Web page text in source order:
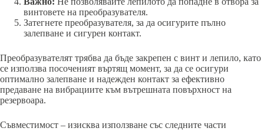
винтовете на преобразувателя.
Затегнете преобразувателя, за да осигурите пълно
залепване и сигурен контакт.
Преобразувателят трябва да бъде закрепен с винт и лепило, като
се използва посоченият въртящ момент, за да се осигури
оптимално залепване и надежден контакт за ефективно
предаване на вибрациите към вътрешната повърхност на
резервоара.
Съвместимост – изисква използване със следните части